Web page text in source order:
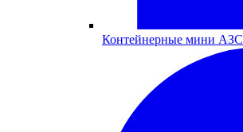
Контейнерные мини АЗС